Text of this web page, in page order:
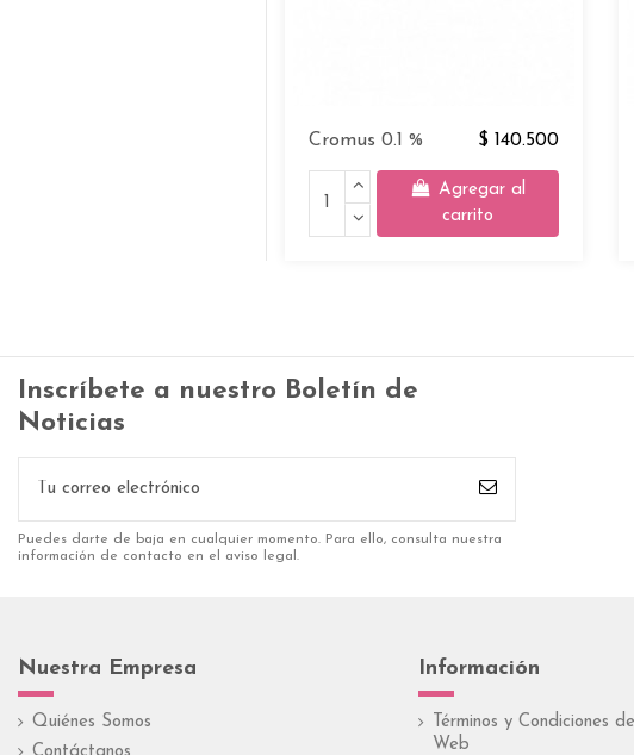
Cromus 0.1 % $ 140.500
Agregar al
carrito
Inscríbete a nuestro Boletín de
Noticias
Puedes darte de baja en cualquier momento. Para ello, consulta nuestra
información de contacto en el aviso legal.
Nuestra Empresa
Quiénes Somos
Información
Términos y Condiciones
Web